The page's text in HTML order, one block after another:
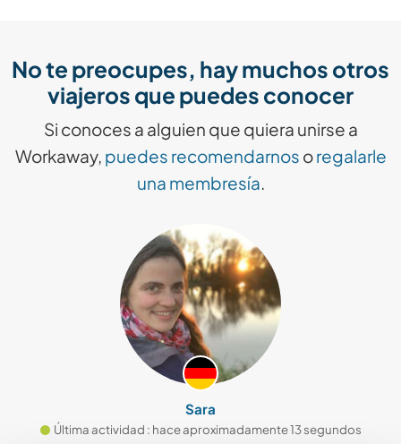
No te preocupes, hay muchos otros
viajeros que puedes conocer
Si conoces a alguien que quiera unirse a
Workaway, puedes recomendarnos oregalarle
una membresía
Sara
Última actividad : hace aproximadamente 13 segundos